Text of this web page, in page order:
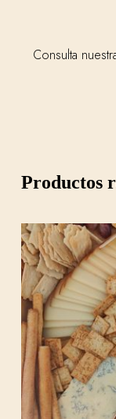
Consulta
Productos